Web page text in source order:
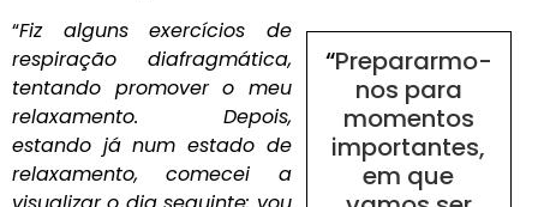
“Prepararmo-
nos para
momentos
importantes,
em que
“Fiz alguns exercícios de
respiração diafragmática,
tentando promover o meu
relaxamento. Depois,
estando já num estado de
relaxamento, comecei a